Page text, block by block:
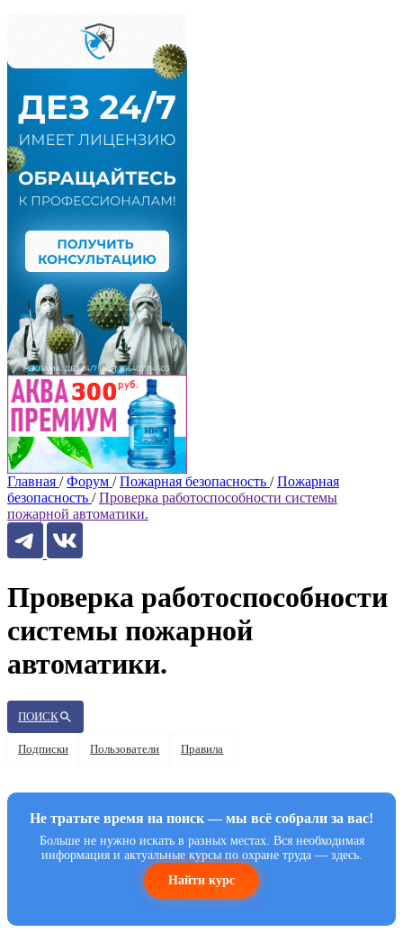
Главная / Форум / Пожарная безопасность / Пожарная
безопасность / Проверка работоспособности системы
пожарной автоматики.
Проверка работоспособности
системы пожарной
автоматики.
ПОИСК
Подписки Пользователи Правила
Не тратьте время на поиск — мы всё собрали за вас!
Больше не нужно искать в разных местах. Вся необходимая
информация и актуальные курсы по охране труда — здесь.
Найти курс